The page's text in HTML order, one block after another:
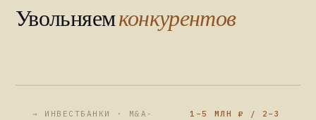
Увольняемконкурентов
→ ИНВЕСТБАНКИ · M&A-
1–5 МЛН ₽ / 2–3